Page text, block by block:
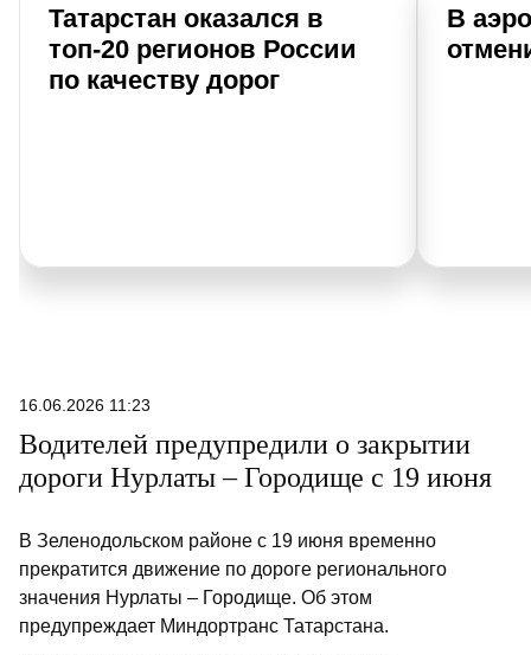
Татарстан оказался в
топ-20 регионов России
по качеству дорог
В
16.06.2026 11:23
Водителей предупредили о закрытии
дороги Нурлаты – Городище с 19 июня
В Зеленодольском районе с 19 июня временно
прекратится движение по дороге регионального
значения Нурлаты – Городище. Об этом
предупреждает Миндортранс Татарстана.